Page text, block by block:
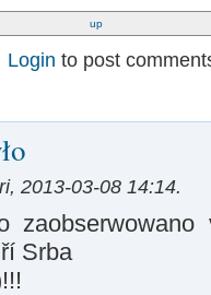
up
Login to post
2013-03-08 14:14.
zaobserwowano
Srba